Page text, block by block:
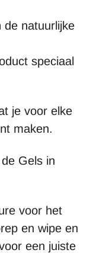
de natuurlijke
speciaal
je voor elke
maken.
Gels in
voor het
en wipe en
een juiste